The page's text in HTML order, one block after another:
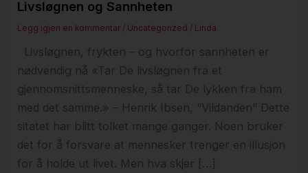
Livsløgnen og Sannheten
Legg igjen en kommentar / Uncategorized / Linda
️ Livsløgnen, frykten – og hvorfor sannheten er
nødvendig nå «Tar De livsløgnen fra et
gjennomsnittsmenneske, så tar De lykken fra ham
med det samme.» – Henrik Ibsen, “Vildanden” Dette
sitatet har blitt tolket mange ganger. Noen bruker
det for å forsvare at mennesker trenger en illusjon
for å holde ut livet. Men hva skjer […]